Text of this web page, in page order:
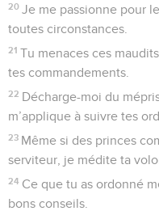
20 Je me passionne pour
toutes circonstances.
21 Tu menaces ces
tes commandements.
22 Décharge-moi du
m’applique à suivre tes
23 Même si des princes
serviteur, je médite ta
24 Ce que tu as ordonné
bons conseils.